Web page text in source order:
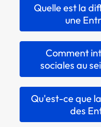
Quelle est la
une
Comment
sociales au
Qu'est-ce que
des